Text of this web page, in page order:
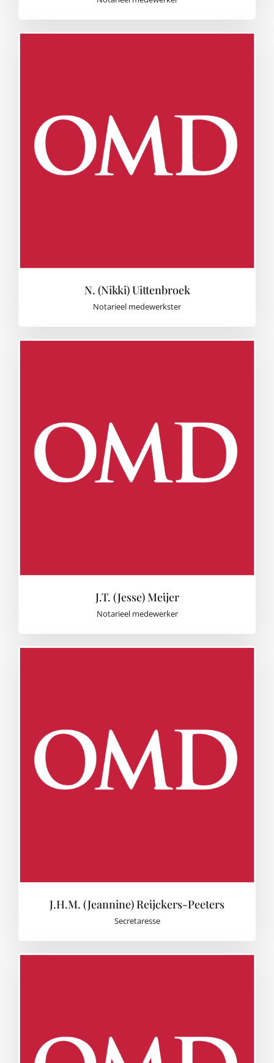
N. (Nikki) Uittenbroek
Notarieel medewerkster
J.T. (Jesse) Meijer
Notarieel medewerker
J.H.M. (Jeannine) Reijckers-Peeters
Secretaresse